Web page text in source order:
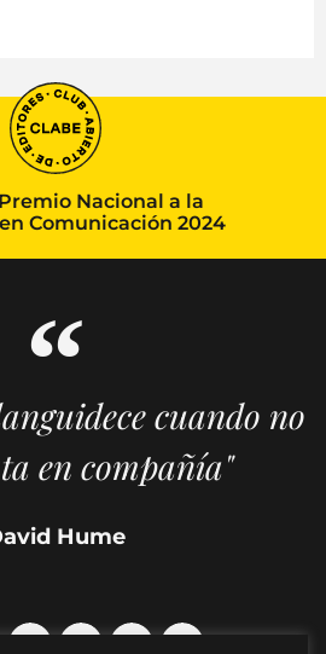
Nacional a la
Comunicación 2024
cuando no
en compañía"
Hume